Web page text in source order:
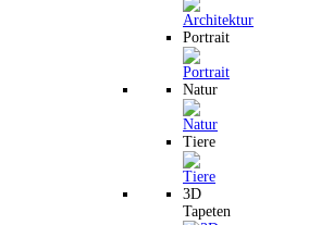
Portrait
Natur
Tiere
3D
Tapeten